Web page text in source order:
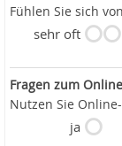
Fühlen Sie sich
sehr oft
Fragen zum
Nutzen Sie
ja